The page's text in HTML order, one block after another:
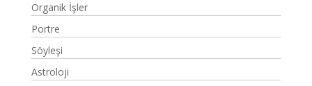
Organik İşler
Portre
Söyleşi
Astroloji